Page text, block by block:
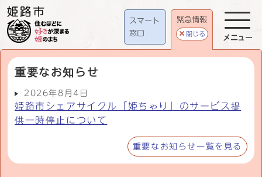
スマート
窓口
緊急情報
閉じる
重要なお知らせ
2026年8月4日
姫路市シェアサイクル「姫ちゃり」のサービス提
供一時停止について
重要なお知らせ一覧を見る
メニュー